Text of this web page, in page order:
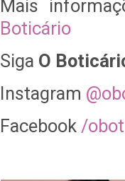
Mais
Boticário
Siga O
Instagram
Facebook /